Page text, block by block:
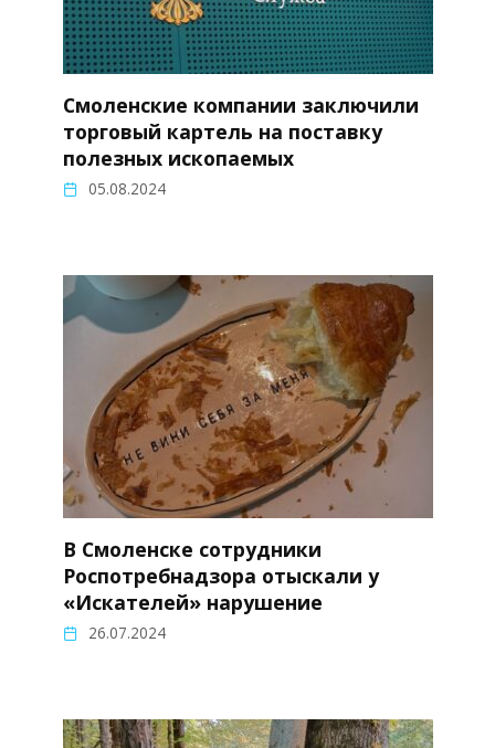
Смоленские компании заключили
торговый картель на поставку
полезных ископаемых
05.08.2024
В Смоленске сотрудники
Роспотребнадзора отыскали у
«Искателей» нарушение
26.07.2024